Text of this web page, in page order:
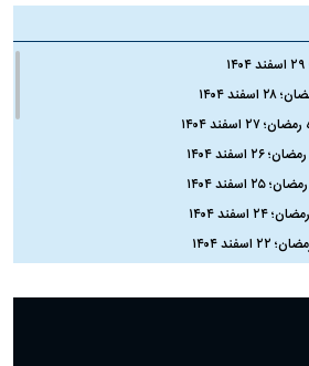
۱۴۰۴
۱۴۰۴
۱۴۰۴
۱۴۰۴
۱۴۰۴
۱۴۰۴
۱۴۰۴